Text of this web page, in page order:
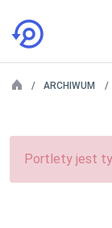
ARCHIWUM
Portlety jest